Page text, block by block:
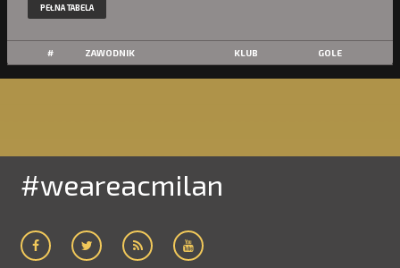
PEŁNA TABELA
# ZAWODNIK KLUB GOLE
#weareacmilan